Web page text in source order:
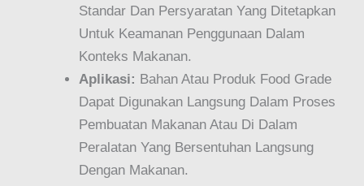
Standar Dan Persyaratan Yang Ditetapkan
Untuk Keamanan Penggunaan Dalam
Konteks Makanan.
Aplikasi: Bahan Atau Produk Food Grade
Dapat Digunakan Langsung Dalam Proses
Pembuatan Makanan Atau Di Dalam
Peralatan Yang Bersentuhan Langsung
Dengan Makanan.